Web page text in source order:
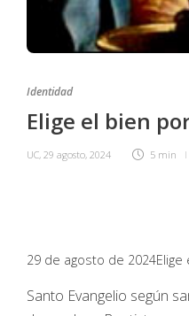
Identidad
Elige el bien
UC, 29 agosto, 2024 5 min
29 de agosto de 2024
Santo Evangelio según